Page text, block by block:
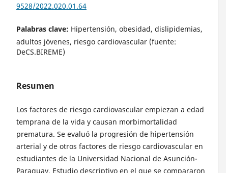
9528/2022.020.01.64
Palabras clave: Hipertensión, obesidad, dislipidemias,
adultos jóvenes, riesgo cardiovascular (fuente:
DeCS.BIREME)
Resumen
Los factores de riesgo cardiovascular empiezan a edad
temprana de la vida y causan morbimortalidad
prematura. Se evaluó la progresión de hipertensión
arterial y de otros factores de riesgo cardiovascular en
estudiantes de la Universidad Nacional de Asunción-
Paraguay. Estudio descriptivo en el que se compararon